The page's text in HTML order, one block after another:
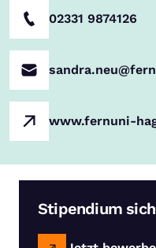
02331 9874126
www.fernuni-
Stipendium